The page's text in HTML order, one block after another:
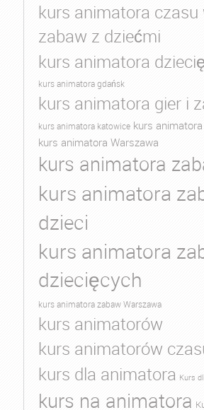
kurs animatora czasu
zabaw z dziećmi
kurs animatora
kurs animatora gdańsk
kurs animatora gier i
kurs animatora katowice kurs
kurs animatora Warszawa
kurs animatora
kurs animatora
dzieci
kurs animatora
dziecięcych
kurs animatora zabaw Warszawa
kurs animatorów
kurs animatorów
kurs dla animatora Kurs
kurs na animatora